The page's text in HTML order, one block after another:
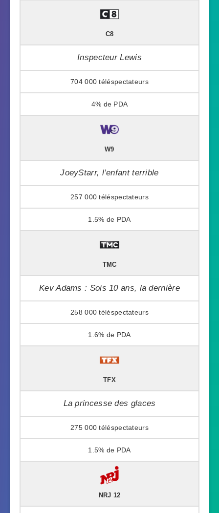
C8
Inspecteur Lewis
704 000
4%
W9
JoeyStarr, l’enfant terrible
257 000
1.5%
TMC
Kev Adams : Sois 10 ans, la dernière
258 000
1.6%
TFX
La princesse des glaces
275 000
1.5%
NRJ 12